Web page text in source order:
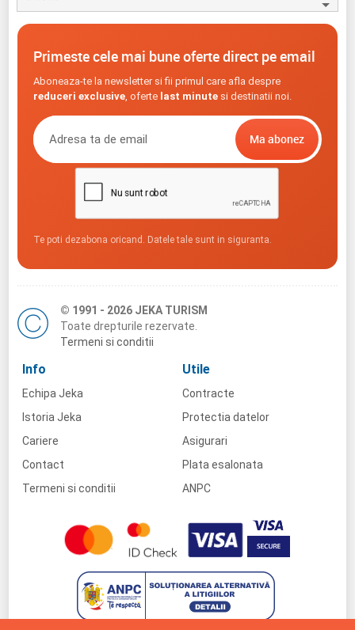
Primeste cele mai bune oferte direct pe email
Aboneaza-te la newsletter si fii primul care afla despre
reduceri exclusive, oferte last minutesi destinatii noi.
Te poti dezabona oricand. Datele tale sunt in siguranta.
© 1991 - 2026 JEKA TURISM
Toate drepturile rezervate.
Termeni si conditii
Info
Echipa Jeka
Istoria Jeka
Cariere
Contact
Termeni si conditii
Utile
Contracte
Protectia datelor
Asigurari
Plata esalonata
ANPC